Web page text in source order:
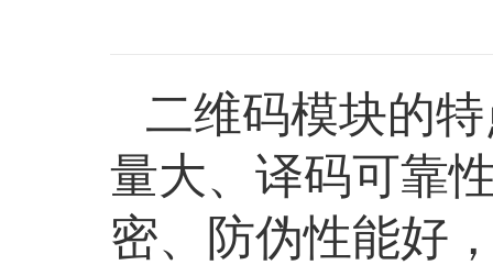
二维码模块的
量大、译码可靠
密、防伪性能好